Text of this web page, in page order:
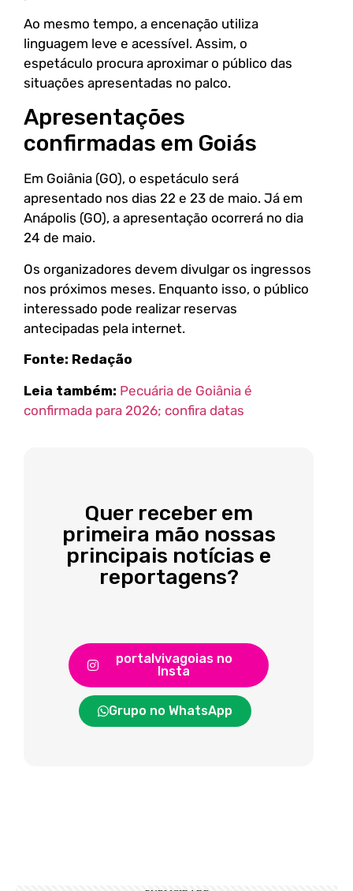
Ao mesmo tempo, a encenação utiliza
linguagem leve e acessível. Assim, o
espetáculo procura aproximar o público das
situações apresentadas no palco.
Apresentações
confirmadas em Goiás
Em Goiânia (GO), o espetáculo será
apresentado nos dias 22 e 23 de maio. Já em
Anápolis (GO), a apresentação ocorrerá no dia
24 de maio.
Os organizadores devem divulgar os ingressos
nos próximos meses. Enquanto isso, o público
interessado pode realizar reservas
antecipadas pela internet.
Fonte: Redação
Leia também: Pecuária de Goiânia é
confirmada para 2026; confira datas
Quer receber em
primeira mão nossas
principais notícias e
reportagens?
portalvivagoias no
Insta
Grupo no WhatsApp